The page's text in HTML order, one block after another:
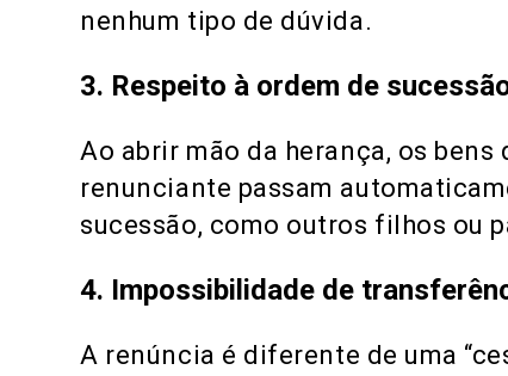
nenhum tipo de dúvida.
3. Respeito à ordem de
Ao abrir mão da herança, os
renunciante passam
sucessão, como outros filhos ou
4. Impossibilidade de
A renúncia é diferente de uma